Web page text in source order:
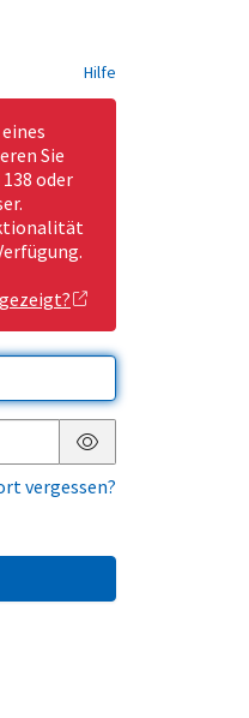
Hilfe
Sie
oder
Passwort anzeigen
vergessen?